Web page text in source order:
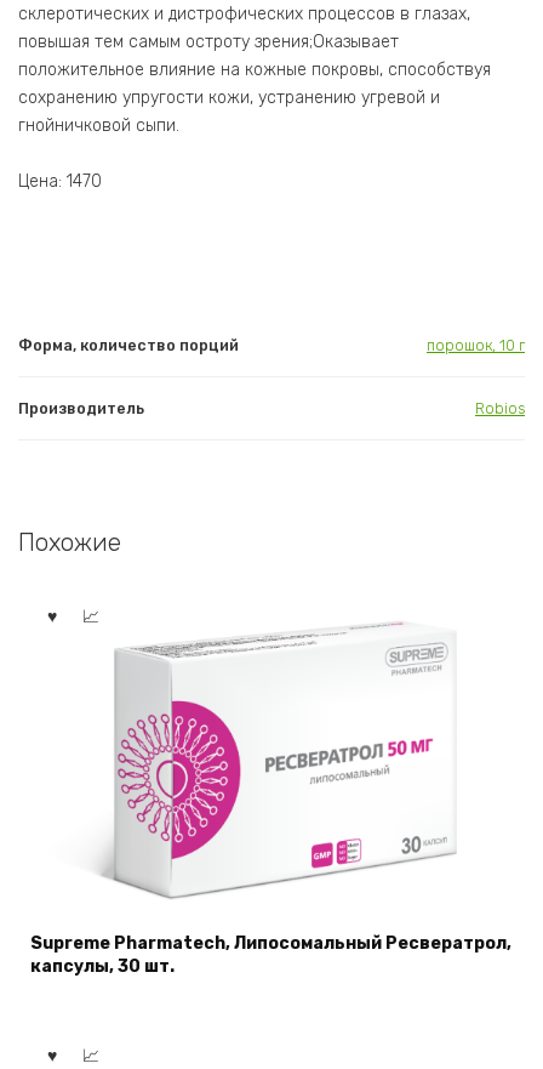
склеротических и дистрофических процессов в глазах,
повышая тем самым остроту зрения;Оказывает
положительное влияние на кожные покровы, способствуя
сохранению упругости кожи, устранению угревой и
гнойничковой сыпи.
Цена: 1470
Форма, количество порций порошок, 10 г
Производитель Robios
Похожие
Supreme Pharmatech, Липосомальный Ресвератрол,
капсулы, 30 шт.